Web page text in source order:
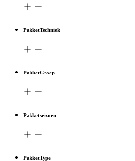
PakketTechniek
PakketGroep
Pakketseizoen
PakketType